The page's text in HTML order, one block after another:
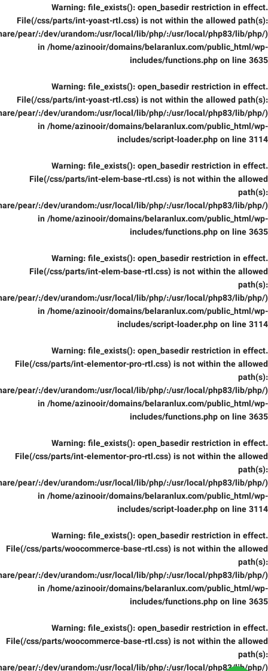
Warning: file_exists(): open_basedir restriction in effect.
File(/css/parts/int-yoast-rtl.css) is not within the allowed path(s):
pear/:/dev/urandom:/usr/local/lib/php/:/usr/local/php83/lib/php/)
in /home/azinooir/domains/belaranlux.com/public_html/wp-
includes/functions.php on line 3635
Warning: file_exists(): open_basedir restriction in effect.
File(/css/parts/int-yoast-rtl.css) is not within the allowed path(s):
pear/:/dev/urandom:/usr/local/lib/php/:/usr/local/php83/lib/php/)
in /home/azinooir/domains/belaranlux.com/public_html/wp-
includes/script-loader.php on line 3114
Warning: file_exists(): open_basedir restriction in effect.
File(/css/parts/int-elem-base-rtl.css) is not within the allowed
path(s):
pear/:/dev/urandom:/usr/local/lib/php/:/usr/local/php83/lib/php/)
in /home/azinooir/domains/belaranlux.com/public_html/wp-
includes/functions.php on line 3635
Warning: file_exists(): open_basedir restriction in effect.
File(/css/parts/int-elem-base-rtl.css) is not within the allowed
path(s):
pear/:/dev/urandom:/usr/local/lib/php/:/usr/local/php83/lib/php/)
in /home/azinooir/domains/belaranlux.com/public_html/wp-
includes/script-loader.php on line 3114
Warning: file_exists(): open_basedir restriction in effect.
File(/css/parts/int-elementor-pro-rtl.css) is not within the allowed
path(s):
pear/:/dev/urandom:/usr/local/lib/php/:/usr/local/php83/lib/php/)
in /home/azinooir/domains/belaranlux.com/public_html/wp-
includes/functions.php on line 3635
Warning: file_exists(): open_basedir restriction in effect.
File(/css/parts/int-elementor-pro-rtl.css) is not within the allowed
path(s):
pear/:/dev/urandom:/usr/local/lib/php/:/usr/local/php83/lib/php/)
in /home/azinooir/domains/belaranlux.com/public_html/wp-
includes/script-loader.php on line 3114
Warning: file_exists(): open_basedir restriction in effect.
File(/css/parts/woocommerce-base-rtl.css) is not within the allowed
path(s):
pear/:/dev/urandom:/usr/local/lib/php/:/usr/local/php83/lib/php/)
in /home/azinooir/domains/belaranlux.com/public_html/wp-
includes/functions.php on line 3635
Warning: file_exists(): open_basedir restriction in effect.
File(/css/parts/woocommerce-base-rtl.css) is not within the allowed
path(s):
pear/:/dev/urandom:/usr/local/lib/php/:/usr/local/php83/lib/php/)